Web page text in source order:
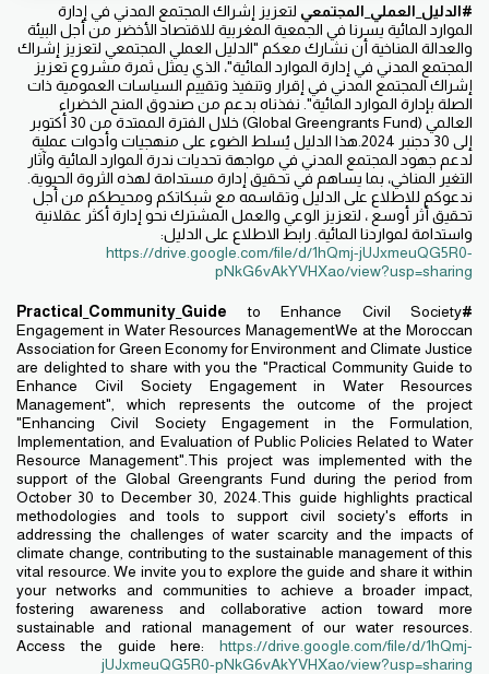
#الدليل_العملي_المجتمعي لتعزيز إشراك المجتمع المدني في إدارة
الموارد المائية يسرنا في الجمعية المغربية للاقتصاد الأخضر من أجل البيئة
والعدالة المناخية أن نشارك معكم "الدليل العملي المجتمعي لتعزيز إشراك
المجتمع المدني في إدارة الموارد المائية"، الذي يمثل ثمرة مشروع تعزيز
إشراك المجتمع المدني في إقرار وتنفيذ وتقييم السياسات العمومية ذات
الصلة بإدارة الموارد المائية". نفذناه بدعم من صندوق المنح الخضراء
العالمي (Global Greengrants Fund) خلال الفترة الممتدة من 30 أكتوبر
إلى 30
دجنبر 2024.هذا الدليل يُسلط الضوء على منهجيات وأدوات عملية
لدعم جهود المجتمع المدني في مواجهة تحديات ندرة الموارد المائية وآثار
التغير المناخي، بما يساهم في تحقيق إدارة مستدامة لهذه الثروة الحيوية.
ندعوكم للاطلاع على الدليل وتقاسمه مع شبكاتكم ومحيطكم من أجل
تحقيق أثر أوسع ، لتعزيز الوعي والعمل المشترك نحو إدارة أكثر عقلانية
واستدامة لمواردنا المائية. رابط الاطلاع على الدليل:
https://drive.google.com/file/d/1hQmj-jUJxmeuQG5R0-
pNkG6vAkYVHXao/view?usp=sharing
#Practical_Community_Guide
to Enhance Civil Society
Engagement in Water Resources ManagementWe at the Moroccan
Association for Green Economy for Environment and Climate Justice
are delighted to share with you the "Practical Community Guide to
Enhance Civil Society Engagement in Water Resources
Management", which represents the outcome of the project
"Enhancing Civil Society Engagement in the Formulation,
Implementation, and Evaluation of Public Policies Related to Water
Resource Management".This project was implemented with the
support of the Global Greengrants Fund during the period from
October 30 to December 30, 2024.This guide highlights practical
methodologies and tools to support civil society's efforts in
addressing the challenges of water scarcity and the impacts of
climate change, contributing to the sustainable management of this
vital resource. We invite you to explore the guide and share it within
your networks and communities to achieve a broader impact,
fostering awareness and collaborative action toward more
sustainable and rational management of our water resources.
Access the guide here: https://drive.google.com/file/d/1hQmj-
jUJxmeuQG5R0-pNkG6vAkYVHXao/view?usp=sharing